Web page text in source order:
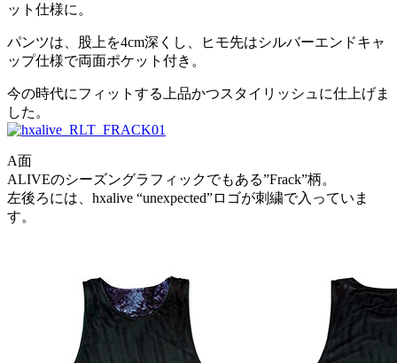
ット仕様に。
パンツは、股上を4cm深くし、ヒモ先はシルバーエンドキャ
ップ仕様で両面ポケット付き。
今の時代にフィットする上品かつスタイリッシュに仕上げま
した。
A面
ALIVEのシーズングラフィックでもある”Frack”柄。
左後ろには、hxalive “unexpected”ロゴが刺繍で入っていま
す。